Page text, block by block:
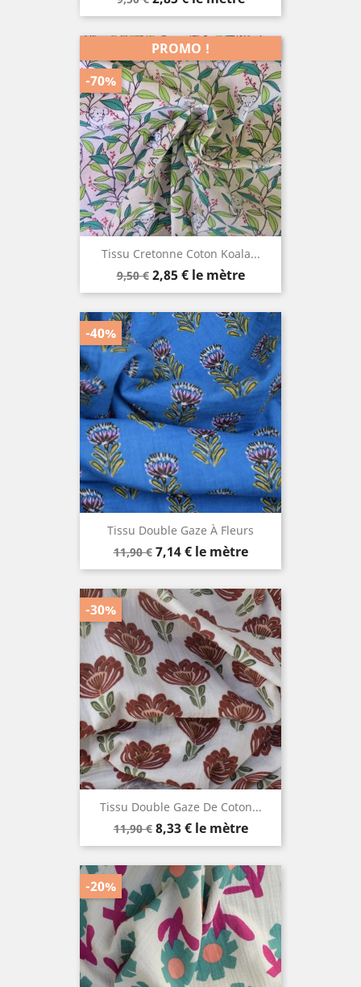
de
Tissu Cretonne Coton Koala...
Prix
de
9,50 € Prix
2,85 € le mètre
PROMO !
-70%
Tissu Double Gaze À Fleurs
Prix
de
11,90 € Prix
7,14 € le mètre
-40%
Tissu Double Gaze De Coton...
Prix
de
11,90 € Prix
8,33 € le mètre
-30%
-20%